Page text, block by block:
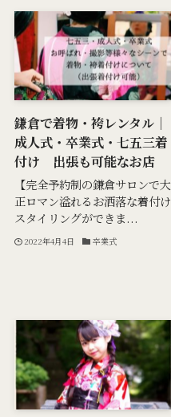
鎌倉で着物・袴レンタル｜
成人式・卒業式・七五三着
付け 出張も可能なお店
【完全予約制の鎌倉サロンで大
正ロマン溢れるお洒落な着付け
スタイリングができま...
2022年4月4日 卒業式